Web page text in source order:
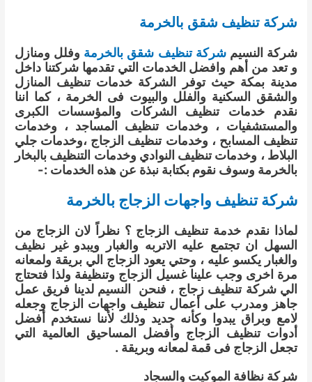
شركة تنظيف شقق بالخرمة
شركة النسيمشركة تنظيف شقق بالخرمة وفلل ومنازل
و تعد من أهم وافضل الخدمات التي تقدمها شركتنا داخل
مدينة بمكة حيث توفر الشركة خدمات تنظيف المنازل
والشقق السكنية والفلل والبيوت فى الخرمة ، كما اننا
نقدم خدمات تنظيف الشركات والمؤسسات الكبرى
والمستشفيات ، وخدمات تنظيف المساجد ، وخدمات
تنظيف المسابح ، وخدمات تنظيف الزجاج ،وخدمات جلي
البلاط ، وخدمات تنظيف النوادي وخدمات التنظيف بالبخار
بالخرمة وسوف نقوم بكتابة نبذة عن هذه الخدمات :-
شركة تنظيف واجهات الزجاج بالخرمة
لماذا نقدم خدمة تنظيف الزجاج ؟ نظراً لان الزجاج من
السهل ان تجتمع عليه الاتربه والغبار ويبدو غير نظيف
والغبار يكسو عليه ، وحتي يعود الزجاج الي بريقة ولمعانه
مرة اخرى وجب علينا غسيل الزجاج وتنظيفة ولذا فتحتاج
الي شركة تنظيف زجاج ، فنحن النسيم لدينا فريق عمل
جاهز ومدرب على أعمال تنظيف واجهات الزجاج وجعله
لامع وبراق يبدوا وكأنه جديد وذلك لأننا نستخدم أفضل
أدوات تنظيف الزجاج وأفضل المساحيق العالمية التي
تجعل الزجاج فى قمة لمعانه وبريقة .
شركة نظافة الموكيت والسجاد